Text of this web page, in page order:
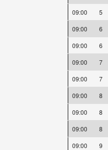
09:00
5
09:00
6
09:00
6
09:00
7
09:00
7
09:00
8
09:00
8
09:00
8
09:00
9